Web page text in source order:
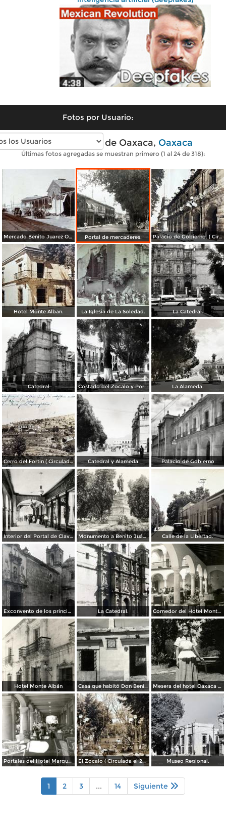
Fotos por Usuario:
Fotos antiguas de Oaxaca, Oaxaca
Últimas fotos agregadas se muestran primero (1 al 24 de 318):
Mercado Benito Juarez Oaxaca 1899 Portal de mercaderes. Palacio de Gobierno. ( Circulada el 3 de Febrero de 1933 ).
Hotel Monte Alban. La Iglesia de La Soledad. La Catedral.
Catedral Costado del Zocalo y Portal de Mercaderes. La Alameda.
Cerro del Fortin ( Circulada el 17 de Agosto de 1926 ). Catedral y Alameda Palacio de Gobierno
Interior del Portal de Clavería Monumento a Benito Juárez Calle de la Libertad.
Exconvento de los principes. La Catedral. Comedor del Hotel Monte Albán
Hotel Monte Albán Casa que habitó Don Benito Juárez Mesera del hotel Oaxaca Courts vistiendo traje típico
Portales del Hotel Marqués del Valle El Zocalo ( Circulada el 23 de Julio de 1953 ). Museo Regional.
1 2 3 ... 14 Siguiente